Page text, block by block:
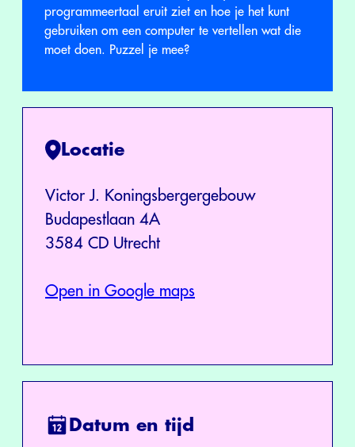
programmeertaal eruit ziet en hoe je het kunt
gebruiken om een computer te vertellen wat die
moet doen. Puzzel je mee?
Locatie
Victor J. Koningsbergergebouw
Budapestlaan 4A
3584 CD Utrecht
Open in Google maps
Datum en tijd